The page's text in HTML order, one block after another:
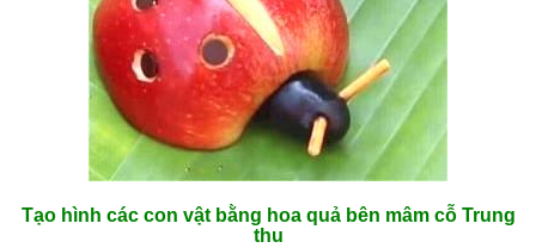
Tạo hình các con vật bằng hoa quả bên mâm cỗ Trung
thu